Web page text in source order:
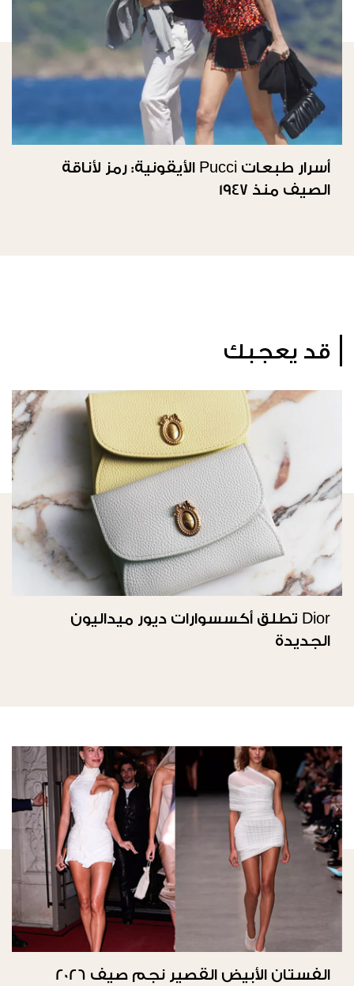
أسرار طبعات Pucci الأيقونية: رمز لأناقة
الصيف منذ 1947
قد يعجبك
Dior تطلق أكسسوارات ديور ميداليون
الجديدة
الفستان الأبيض القصير نجم صيف 2026